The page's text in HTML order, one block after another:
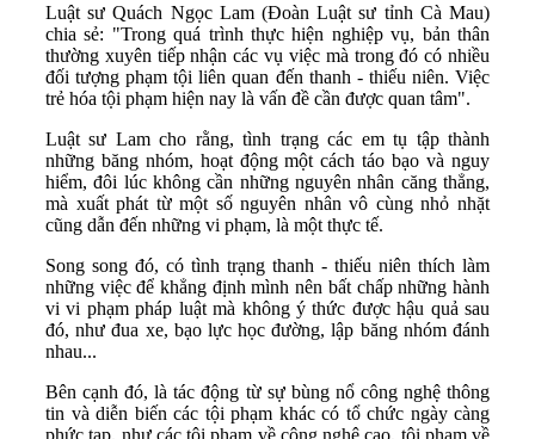
Luật sư Quách Ngọc Lam (Ðoàn Luật sư tỉnh Cà Mau)
chia sẻ: "Trong quá trình thực hiện nghiệp vụ, bản thân
thường xuyên tiếp nhận các vụ việc mà trong đó có nhiều
đối tượng phạm tội liên quan đến thanh - thiếu niên. Việc
trẻ hóa tội phạm hiện nay là vấn đề cần được quan tâm".
Luật sư Lam cho rằng, tình trạng các em tụ tập thành
những băng nhóm, hoạt động một cách táo bạo và nguy
hiểm, đôi lúc không cần những nguyên nhân căng thẳng,
mà xuất phát từ một số nguyên nhân vô cùng nhỏ nhặt
cũng dẫn đến những vi phạm, là một thực tế.
Song song đó, có tình trạng thanh - thiếu niên thích làm
những việc để khẳng định mình nên bất chấp những hành
vi vi phạm pháp luật mà không ý thức được hậu quả sau
đó, như đua xe, bạo lực học đường, lập băng nhóm đánh
nhau...
Bên cạnh đó, là tác động từ sự bùng nổ công nghệ thông
tin và diễn biến các tội phạm khác có tổ chức ngày càng
phức tạp, như các tội phạm về công nghệ cao, tội phạm về